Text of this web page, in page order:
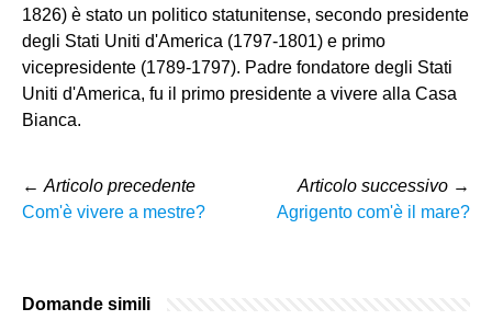
1826) è stato un politico statunitense, secondo presidente
degli Stati Uniti d'America (1797-1801) e primo
vicepresidente (1789-1797). Padre fondatore degli Stati
Uniti d'America, fu il primo presidente a vivere alla Casa
Bianca.
← Articolo precedente
Com'è vivere a mestre?
Articolo successivo →
Agrigento com'è il mare?
Domande simili